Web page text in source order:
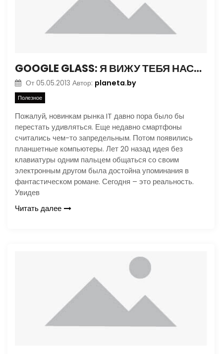
GOOGLE GLASS: Я ВИЖУ ТЕБЯ НАСКВОЗЬ
От 05.05.2013 Автор: planeta.by
Полезное
Пожалуй, новинкам рынка IT давно пора было бы
перестать удивляться. Еще недавно смартфоны
считались чем-то запредельным. Потом появились
планшетные компьютеры. Лет 20 назад идея без
клавиатуры одним пальцем общаться со своим
электронным другом была достойна упоминания в
фантастическом романе. Сегодня – это реальность.
Увидев
Читать далее